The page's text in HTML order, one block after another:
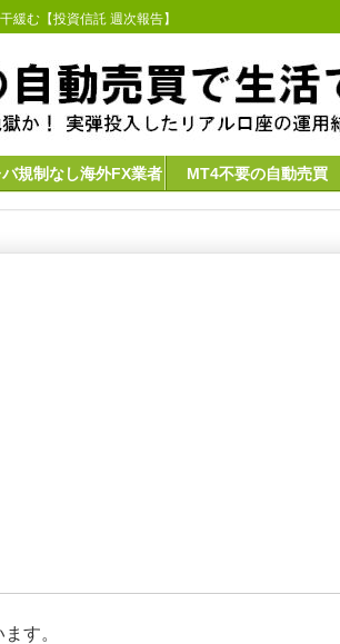
緩む【投資信託 週次報告】
バ規制なし海外FX業者 MT4不要の自動売買
す。